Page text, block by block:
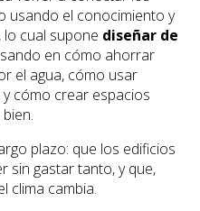
usando el conocimiento y
cual supone diseñar de
en cómo ahorrar
el agua, cómo usar
cómo crear espacios
plazo: que los edificios
sin gastar tanto, y que,
clima cambia.